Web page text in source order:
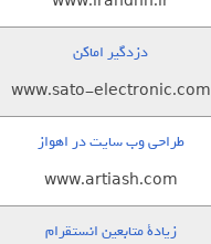
دزدگیر اماکن
www.sato-electronic.com
طراحی وب سایت در اهواز
www.artiash.com
زيادة متابعين انستقرام